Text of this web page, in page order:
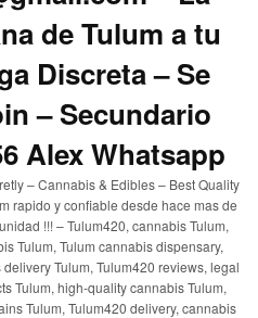
de Tulum a tu
Discreta – Se
– Secundario
Alex Whatsapp
– Cannabis & Edibles – Best Quality
rapido y confiable desde hace mas de
!!! – Tulum420, cannabis Tulum,
Tulum, Tulum cannabis dispensary,
Tulum, Tulum420 reviews, legal
Tulum, high-quality cannabis Tulum,
Tulum, Tulum420 delivery, cannabis